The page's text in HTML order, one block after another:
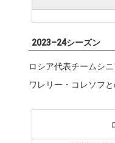
2023–24シーズン
ロシア代表チームシ
ワレリー・コレソフ